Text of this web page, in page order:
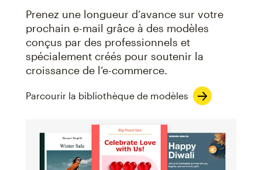
Prenez une longueur d’avance sur votre
prochain e-mail grâce à des modèles
conçus par des professionnels et
spécialement créés pour soutenir la
croissance de l’e-commerce.
Parcourir la bibliothèque de modèles